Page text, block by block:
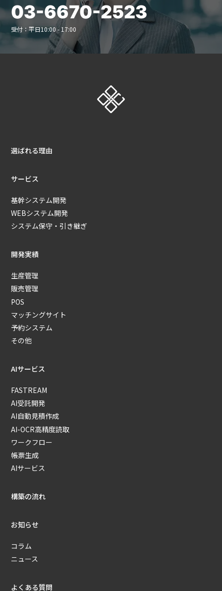
03-6670-2523
受付：平日10:00 - 17:00
選ばれる理由
サービス
基幹システム開発
WEBシステム開発
システム保守・引き継ぎ
開発実績
生産管理
販売管理
POS
マッチングサイト
予約システム
その他
AIサービス
FASTREAM
AI受託開発
AI自動見積作成
AI-OCR高精度読取
ワークフロー
帳票生成
AIサービス
構築の流れ
お知らせ
コラム
ニュース
よくある質問